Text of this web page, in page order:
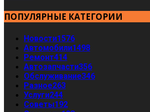
ПОПУЛЯРНЫЕ КАТЕГОРИИ
Новости1576
Автомобили1498
Ремонт414
Автозапчасти356
Обслуживание346
Разное263
Услуги244
Советы192